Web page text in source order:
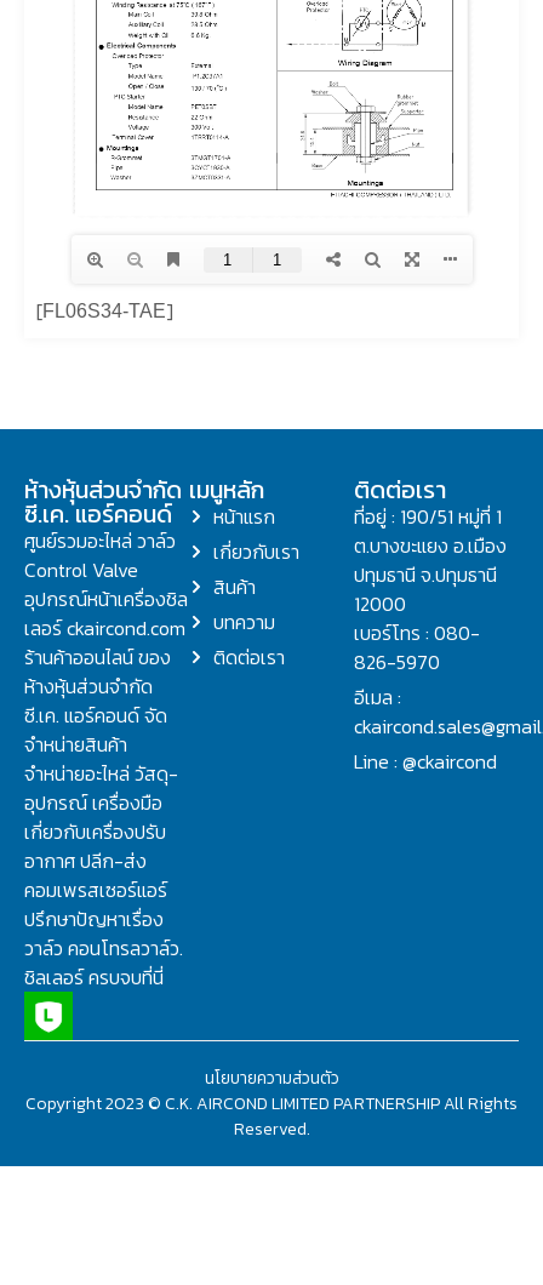
[FL06S34-TAE]
ห้างหุ้นส่วนจำกัด
ซี.เค. แอร์คอนด์
ศูนย์รวมอะไหล่ วาล์ว
Control Valve
อุปกรณ์หน้าเครื่องชิล
เลอร์ ckaircond.com
ร้านค้าออนไลน์ ของ
ห้างหุ้นส่วนจำกัด
ซี.เค. แอร์คอนด์ จัด
จำหน่ายสินค้า
จำหน่ายอะไหล่ วัสดุ-
อุปกรณ์ เครื่องมือ
เกี่ยวกับเครื่องปรับ
อากาศ ปลีก-ส่ง
คอมเพรสเซอร์แอร์
ปรึกษาปัญหาเรื่อง
วาล์ว คอนโทรลวาล์ว.
ชิลเลอร์ ครบจบที่นี่
เมนูหลัก
หน้าแรก
เกี่ยวกับเรา
สินค้า
บทความ
ติดต่อเรา
ติดต่อเรา
ที่อยู่ : 190/51 หมู่ที่ 1
ต.บางขะแยง อ.เมือง
ปทุมธานี จ.ปทุมธานี
12000
เบอร์โทร : 080-
826-5970
อีเมล :
Line : @ckaircond
Copyright 2023 © C.K. AIRCOND LIMITED PARTNERSHIP All Rights
Reserved.
นโยบายความส่วนตัว